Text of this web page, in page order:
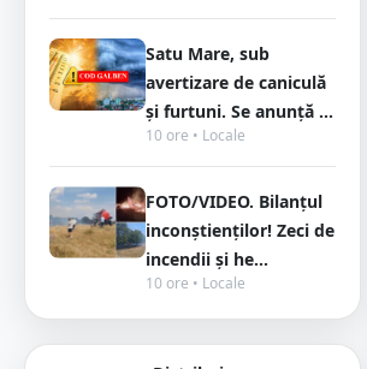
Satu Mare, sub
avertizare de caniculă
și furtuni. Se anunță ...
10 ore • Locale
FOTO/VIDEO. Bilanțul
inconștienților! Zeci de
incendii și he...
10 ore • Locale